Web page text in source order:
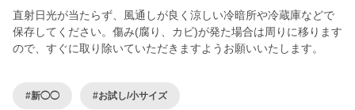
直射日光が当たらず、風通しが良く涼しい冷暗所や冷蔵庫などで
保存してください。傷み(腐り、カビ)が発た場合は周りに移ります
#新◯◯ #お試し/小サイズ